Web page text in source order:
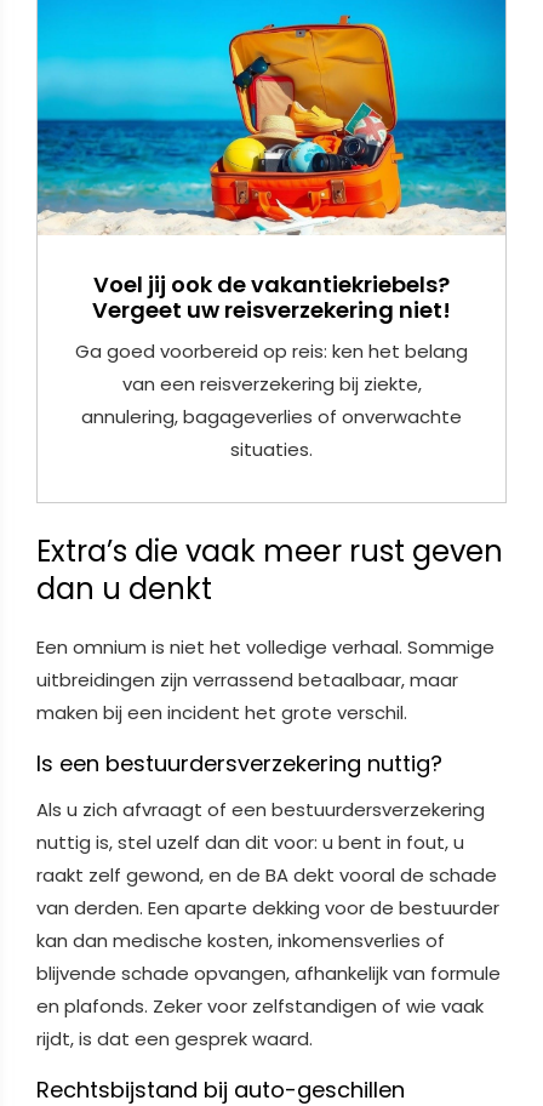
Voel jij ook de vakantiekriebels?
Vergeet uw reisverzekering niet!
Ga goed voorbereid op reis: ken het belang
van een reisverzekering bij ziekte,
annulering, bagageverlies of onverwachte
situaties.
Extra’s die vaak meer rust geven
dan u denkt
Een omnium is niet het volledige verhaal. Sommige
uitbreidingen zijn verrassend betaalbaar, maar
maken bij een incident het grote verschil.
Is een bestuurdersverzekering nuttig?
Als u zich afvraagt of een bestuurdersverzekering
nuttig is, stel uzelf dan dit voor: u bent in fout, u
raakt zelf gewond, en de BA dekt vooral de schade
van derden. Een aparte dekking voor de bestuurder
kan dan medische kosten, inkomensverlies of
blijvende schade opvangen, afhankelijk van formule
en plafonds. Zeker voor zelfstandigen of wie vaak
rijdt, is dat een gesprek waard.
Rechtsbijstand bij auto-geschillen